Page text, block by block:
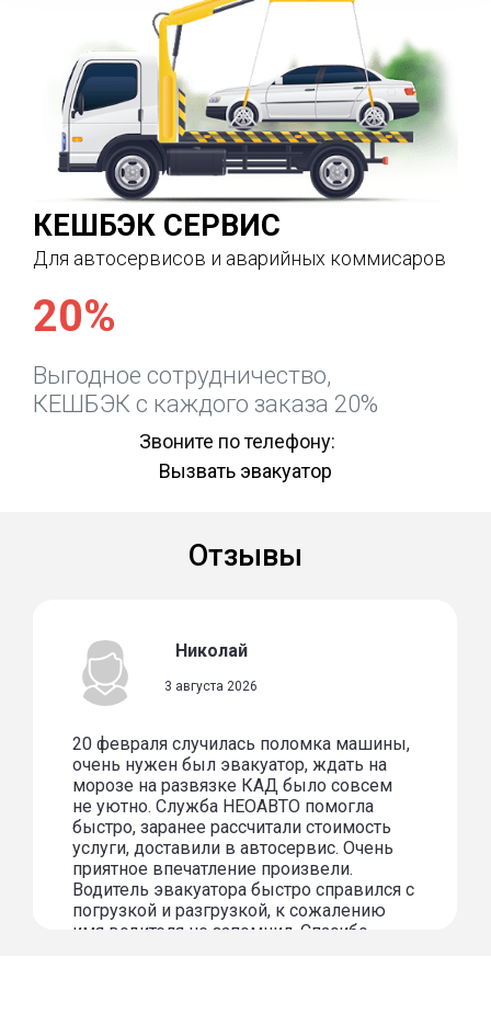
КЕШБЭК СЕРВИС
Для автосервисов и аварийных коммисаров
20%
Выгодное сотрудничество,
КЕШБЭК с каждого заказа 20%
Звоните по телефону:
Вызвать эвакуатор
Отзывы
Николай
3 августа 2026
20 февраля случилась поломка машины,
очень нужен был эвакуатор, ждать на
морозе на развязке КАД было совсем
не уютно. Служба НЕОАВТО помогла
быстро, заранее рассчитали стоимость
услуги, доставили в автосервис. Очень
приятное впечатление произвели.
Водитель эвакуатора быстро справился с
погрузкой и разгрузкой, к сожалению
имя водителя не запомнил. Спасибо